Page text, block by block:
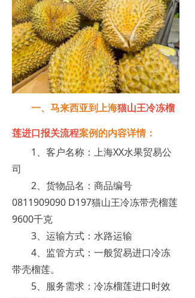
一、马来西亚到上海猫山王冷冻榴
莲进口报关流程案例的内容详情：
1、客户名称：上海XX水果贸易公
司
2、货物品名：商品编号
0811909090 D197猫山王冷冻带壳榴莲
9600千克
3、运输方式：水路运输
4、监管方式：一般贸易进口冷冻
带壳榴莲。
5、服务需求：冷冻榴莲进口时效